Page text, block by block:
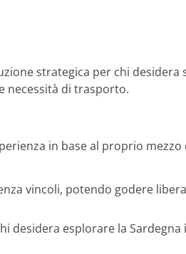
strategica per chi
necessità di trasporto.
in base al proprio
vincoli, potendo godere
desidera esplorare la